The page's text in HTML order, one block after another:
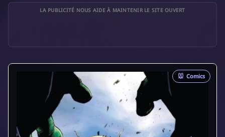
LA PUBLICITÉ NOUS AIDE À MAINTENIR LE SITE OUVERT
🐭 Comics